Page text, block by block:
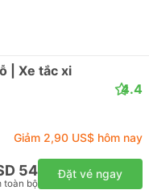
| Xe tắc xi
4.4
Giảm 2,90 US$ hôm nay
54
toàn bộ
Đặt vé ngay